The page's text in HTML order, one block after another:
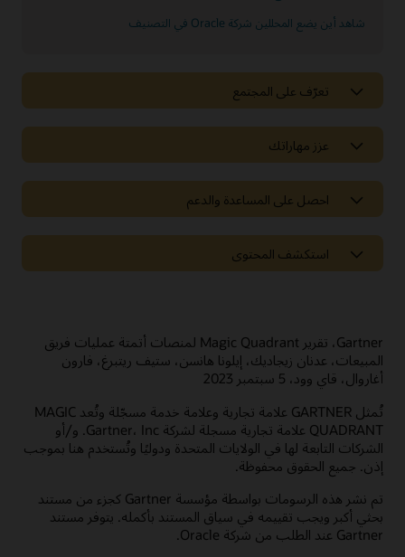
شاهد أين يضع المحللين شركة Oracle في التصنيف
تعرّف على المجتمع
تواصل مع العملاء في مجتمعنا
انضم إلى Customer Cloud Connect للتعاون بين الأقران ومشاركة
أفضل الممارسات والأدوات المطلوبة لمواكبة استراتيجية منتجات
الانضمام إلى المجتمع
عزز مهاراتك
احصل على المساعدة والدعم
الشراكات
Oracle Consulting
العثور على شريك
كن شريكًا
استكشف المحتوى
خدمات Oracle
المواضيع المتداولة
جولات حول المنتجات
ما المقصود بإدارة الاشتراكات؟
ما المقصود بأتمتة عمليات فريق المبيعات؟
Gartner، تقرير Magic Quadrant لمنصات أتمتة عمليات فريق
المبيعات، عدنان زيجاديك، إيلونا هانسن، ستيف ريتبرغ، فارون
أغاروال، قاي وود، 5 سبتمبر 2023
تُمثل GARTNER علامة تجارية وعلامة خدمة مسجّلة وتُعد MAGIC
QUADRANT علامة تجارية مسجلة لشركة Gartner، Inc. و/أو
الشركات التابعة لها في الولايات المتحدة ودوليًا وتُستخدم هنا بموجب
إذن. جميع الحقوق محفوظة.
تم نشر هذه الرسومات بواسطة مؤسسة Gartner كجزء من مستند
بحثي أكبر ويجب تقييمه في سياق المستند بأكمله.‬ يتوفر مستند
Gartner عند الطلب من شركة Oracle.